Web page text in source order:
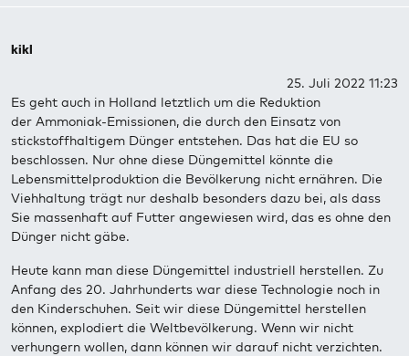
kikl
25. Juli 2022 11:23
Es geht auch in Holland letztlich um die Reduktion
der Ammoniak-Emissionen, die durch den Einsatz von
stickstoffhaltigem Dünger entstehen. Das hat die EU so
beschlossen. Nur ohne diese Düngemittel könnte die
Lebensmittelproduktion die Bevölkerung nicht ernähren. Die
Viehhaltung trägt nur deshalb besonders dazu bei, als dass
Sie massenhaft auf Futter angewiesen wird, das es ohne den
Dünger nicht gäbe.
Heute kann man diese Düngemittel industriell herstellen. Zu
Anfang des 20. Jahrhunderts war diese Technologie noch in
den Kinderschuhen. Seit wir diese Düngemittel herstellen
können, explodiert die Weltbevölkerung. Wenn wir nicht
verhungern wollen, dann können wir darauf nicht verzichten.